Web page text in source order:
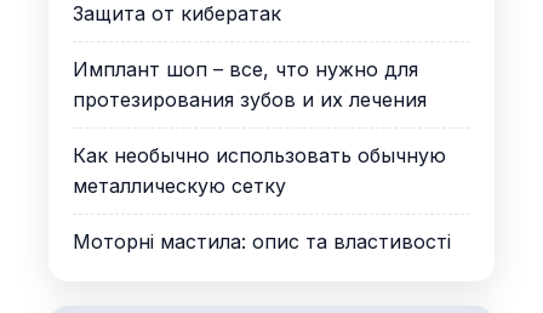
Защита от кибератак
Имплант шоп – все, что нужно для
протезирования зубов и их лечения
Как необычно использовать обычную
металлическую сетку
Моторні мастила: опис та властивості